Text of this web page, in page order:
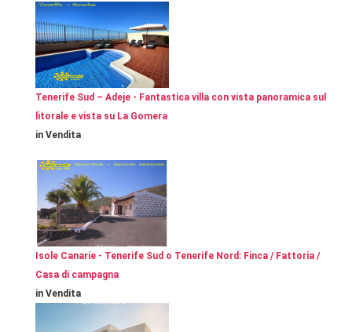
Tenerife Sud – Adeje - Fantastica villa con vista panoramica sul
litorale e vista su La Gomera
in Vendita
Isole Canarie - Tenerife Sud o Tenerife Nord: Finca / Fattoria /
Casa di campagna
in Vendita